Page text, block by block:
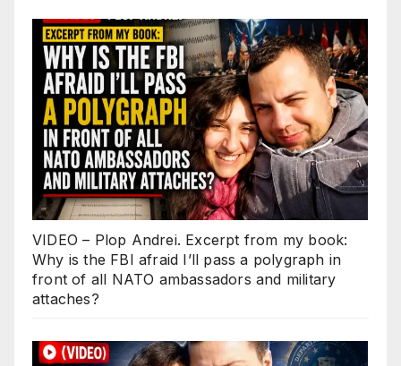
VIDEO – Plop Andrei. Excerpt from my book:
Why is the FBI afraid I’ll pass a polygraph in
front of all NATO ambassadors and military
attaches?